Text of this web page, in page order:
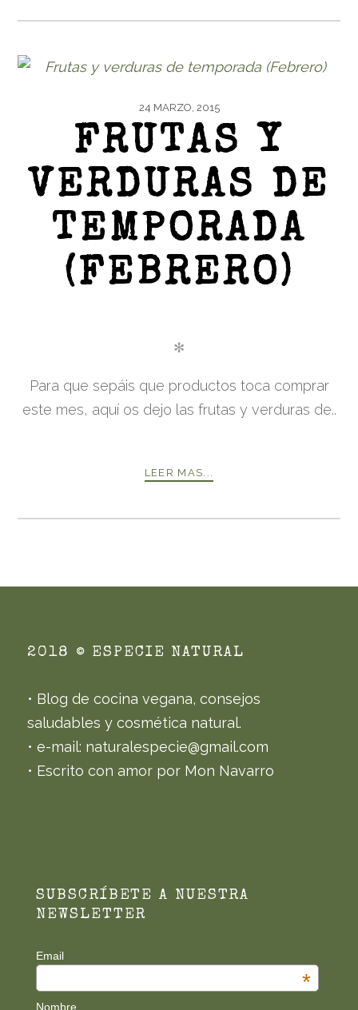
24 MARZO, 2015
FRUTAS Y
VERDURAS DE
TEMPORADA
(FEBRERO)
✻
Para que sepáis que productos toca comprar
este mes, aquí os dejo las frutas y verduras de..
LEER MAS...
POSTS
NAVIGATION
2018 © ESPECIE NATURAL
• Blog de cocina vegana, consejos
saludables y cosmética natural.
• e-mail: naturalespecie@gmail.com
• Escrito con amor por Mon Navarro
SUBSCRÍBETE A NUESTRA
NEWSLETTER
Email
*
Nombre